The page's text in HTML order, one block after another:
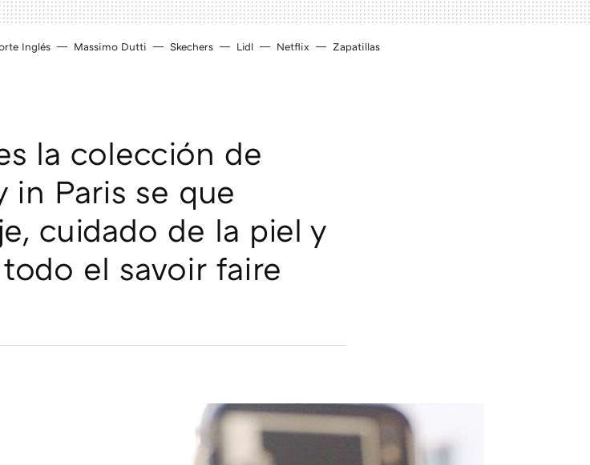
Inglés Massimo Dutti Skechers Lidl Netflix Zapatillas
la colección de
in Paris se que
cuidado de la piel y
el savoir faire